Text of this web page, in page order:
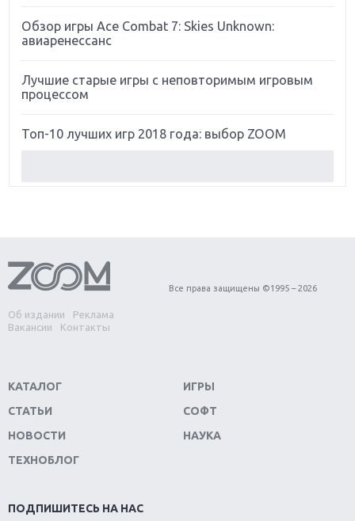
Обзор игры Ace Combat 7: Skies Unknown:
авиаренессанс
Лучшие старые игры с неповторимым игровым
процессом
Топ-10 лучших игр 2018 года: выбор ZOOM
Обзор игры Forza Horizon 4: вершина эволюции
Две важных новинки для консолей: Spider-Man и
Divinity Original Sin 2
Switch
Обзор игры The Crew 2: покорение Америки
Важнейшие анонсы E3 2018
Крупнейшие релизы мая: Nintendo, Microsoft и
Об издании
Реклама
Вакансии
Контакты
Все права защищены ©1995 – 2026
КАТАЛОГ
СТАТЬИ
НОВОСТИ
ТЕХНОБЛОГ
ИГРЫ
СОФТ
НАУКА
ПОДПИШИТЕСЬ НА НАС